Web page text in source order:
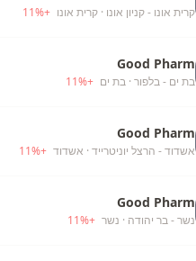
קרית אונו - קניון אונו · קרית אונו +
11%
Good Pharm
בת ים - בלפור · בת ים +
11%
Good Pharm
אשדוד - הרצל יוניטרייד · אשדוד +
11%
Good Pharm
נשר - בר יהודה · נשר +
11%